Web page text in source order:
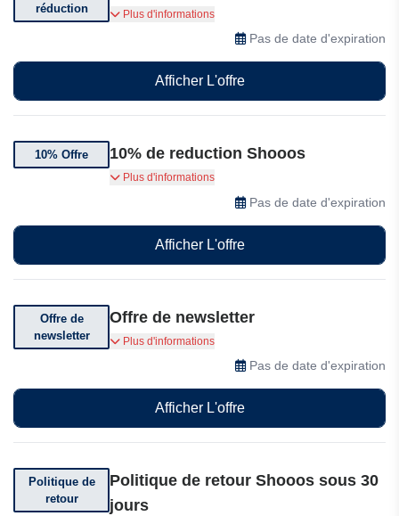
réduction
Jusqu'à 50% de réduction sur les baskets,
chaussures et vêtements Shooos.
Plus d'informations
Pas de date d'expiration
Afficher L'offre
10% Offre 10% de reduction Shooos
Jusqu'à 10% de réduction sur une sélection de
Plus d'informations
Pas de date d'expiration
Afficher L'offre
Offre de
newsletter
Offre de newsletter
Abonnez-vous à la newsletter pour recevoir des
Plus d'informations
Pas de date d'expiration
Afficher L'offre
Politique de
retour
Politique de retour Shooos sous 30
jours